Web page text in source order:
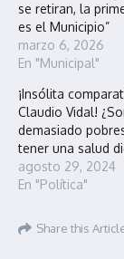
se retiran, la
es el Municipio”
marzo 6, 2026
En "Municipal"
¡Insólita
Claudio Vidal!
demasiado
tener una salud
agosto 29, 2024
En "Política"
Share this